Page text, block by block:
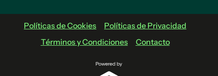
Políticas de Cookies
Políticas de Privacidad
Términos y Condiciones
Contacto